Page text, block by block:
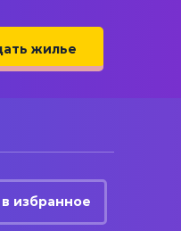
жилье
избранное